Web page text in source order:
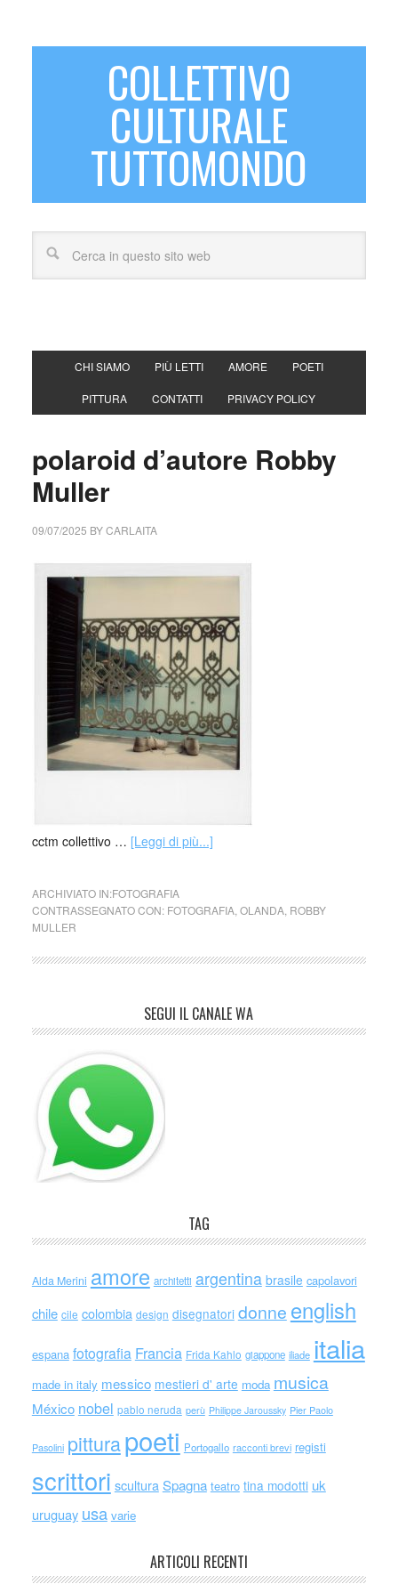
COLLETTIVO
CULTURALE
TUTTOMONDO
CHI SIAMO PIÙ LETTI AMORE POETI
PITTURA CONTATTI PRIVACY POLICY
polaroid d’autore Robby
Muller
09/07/2025 BYCARLAITA
cctm collettivo … [Leggi di più...]
ARCHIVIATO IN:FOTOGRAFIA
CONTRASSEGNATO CON: FOTOGRAFIA, OLANDA, ROBBY
MULLER
SEGUI IL CANALE WA
TAG
Alda Merini amore architetti argentina brasile capolavori
chile cile colombia design disegnatori donne english
espana fotografia Francia Frida Kahlo giappone iliade italia
made in italy messico mestieri d' arte moda musica
México nobel pablo neruda perù Philippe Jaroussky Pier Paolo
Pasolini pitturapoeti Portogallo racconti brevi registi
scrittori scultura Spagna teatro tina modotti uk
uruguay usa varie
ARTICOLI RECENTI